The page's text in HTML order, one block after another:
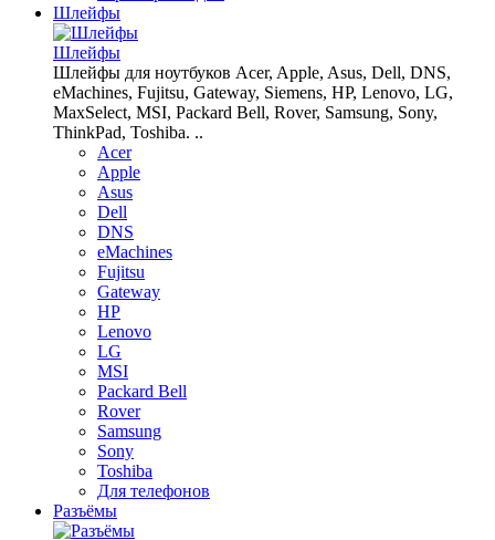
Шлейфы
Шлейфы
Шлейфы для ноутбуков Acer, Apple, Asus, Dell, DNS,
eMachines, Fujitsu, Gateway, Siemens, HP, Lenovo, LG,
MaxSelect, MSI, Packard Bell, Rover, Samsung, Sony,
ThinkPad, Toshiba. ..
Acer
Apple
Asus
Dell
DNS
eMachines
Fujitsu
Gateway
HP
Lenovo
LG
MSI
Packard Bell
Rover
Samsung
Sony
Toshiba
Для телефонов
Разъёмы